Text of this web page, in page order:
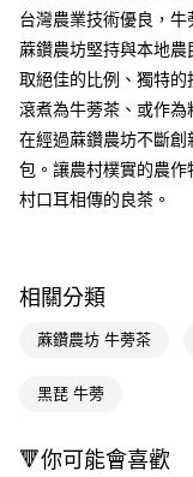
Apple Pay
街口支付
悠遊付
Google Pay
AFTEE先享後付
AFTEE先享後付是「在
便利好安心！
２．便利：只要手機號碼
結帳頁面，進行簡訊認證
運送方式
付款後全家取貨
台灣農業技術優良，牛
蔴鑽農坊堅持與本地農
取絕佳的比例、獨特
滾煮為牛蒡茶、或作為
在經過蔴鑽農坊不斷
包。讓農村樸實的農
村口耳相傳的良茶。
相關分類
蔴鑽農坊 牛蒡茶
黑琵 牛蒡
🔻你可能會喜歡